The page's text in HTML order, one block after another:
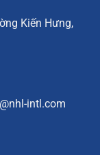
Kiến Hưng,
intl.com